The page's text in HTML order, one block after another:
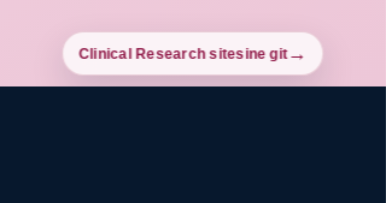
Clinical Research sitesine git